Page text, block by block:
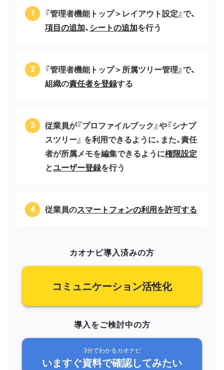
『管理者機能トップ＞レイアウト設定』で、
項目の追加、シートの追加を行う
『管理者機能トップ＞所属ツリー管理』で、
組織の責任者を登録する
従業員が『プロファイルブック』や『シナプ
スツリー』 を利用できるように、また、責任
者が所属メモを編集できるように権限設定
とユーザー登録を行う
従業員のスマートフォンの利用を許可する
カオナビ導入済みの方
コミュニケーション活性化
導入をご検討中の方
3分でわかるカオナビ
いますぐ資料で確認してみたい